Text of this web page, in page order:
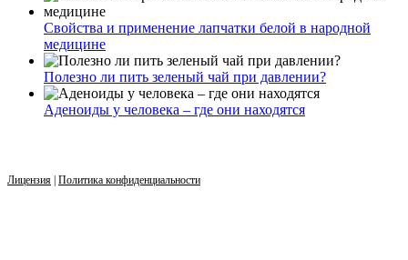
Свойства и применение лапчатки белой в народной
медицине
Полезно ли пить зеленый чай при давлении?
Аденоиды у человека – где они находятся
Лицензия | Политика конфиденциальности